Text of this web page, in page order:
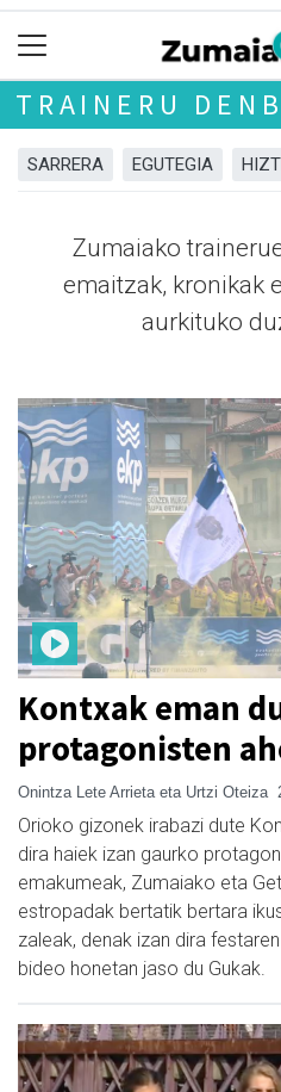
TRAINERU
SARRERA EGUTEGIA
Zumaiako
emaitzak, kronikak
aurkituko
Kontxak eman
protagonisten
Onintza Lete Arrieta eta Urtzi Oteiza
Orioko gizonek irabazi dute
dira haiek izan gaurko
emakumeak, Zumaiako eta
estropadak bertatik bertara
zaleak, denak izan dira
bideo honetan jaso du Gukak.